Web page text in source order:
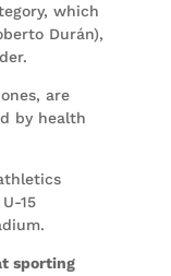
which
Durán),
are
by health
15
sporting